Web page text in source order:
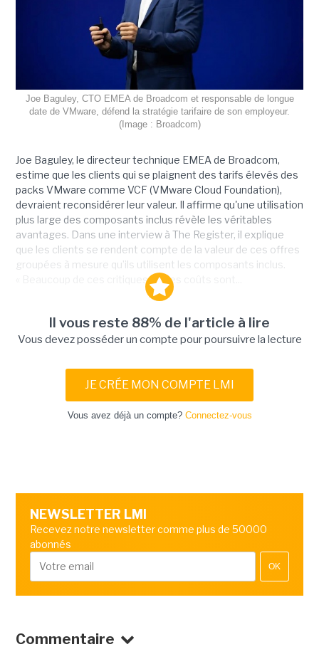
Joe Baguley, CTO EMEA de Broadcom et responsable de longue
date de VMware, défend la stratégie tarifaire de son employeur.
(Image : Broadcom)
Joe Baguley, le directeur technique EMEA de Broadcom,
estime que les clients qui se plaignent des tarifs élevés des
packs VMware comme VCF (VMware Cloud Foundation),
devraient reconsidérer leur valeur. Il affirme qu'une utilisation
plus large des composants inclus révèle les véritables
avantages. Dans une interview à The Register, il explique
que les clients se rendent compte de la valeur de ces offres
groupées à mesure qu’ils utilisent les composants inclus.
« Beaucoup de ces critiques sur les coûts sont...
Il vous reste 88% de l'article à lire
Vous devez posséder un compte pour poursuivre la lecture
JE CRÉE MON COMPTE LMI
Vous avez déjà un compte? Connectez-vous
NEWSLETTER LMI
Recevez notre newsletter comme plus de 50000
abonnés
OK
Commentaire